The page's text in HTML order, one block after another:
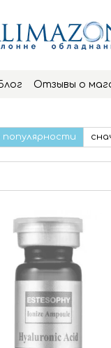
Отзывы о
популярности